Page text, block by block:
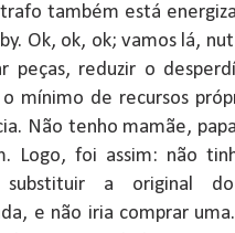
também está
Ok, ok, ok; vamos lá,
peças, reduzir o
o mínimo de recursos
Não tenho mamãe,
Logo, foi assim: não
substituir a original
e não iria comprar